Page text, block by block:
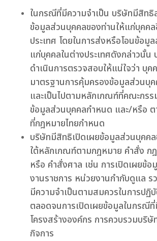
ในกรณีที่มีความจำเป็น บริษัทมีสิทธิ
ข้อมูลส่วนบุคคลของท่านให้แก่บุคค
ประเทศ โดยในการส่งหรือโอนข้อมู
แก่บุคคลในต่างประเทศดังกล่าวนั้น
ดำเนินการตรวจสอบให้แน่ใจว่า บุค
มาตรฐานการคุ้มครองข้อมูลส่วนบุ
และเป็นไปตามหลักเกณฑ์ที่คณะกร
ข้อมูลส่วนบุคคลกำหนด และ/หรือ
ที่กฎหมายไทยกําหนด
บริษัทมีสิทธิเปิดเผยข้อมูลส่วนบุคค
ใต้หลักเกณฑ์ตามกฎหมาย คำสั่ง ก
หรือ คำสั่งศาล เช่น การเปิดเผยข้
งานราชการ หน่วยงานกำกับดูแล
มีความจำเป็นตามสมควรในการป
ตลอดจนการเปิดเผยข้อมูลในกรณี
โครงสร้างองค์กร การควบรวมบริษั
กิจการ